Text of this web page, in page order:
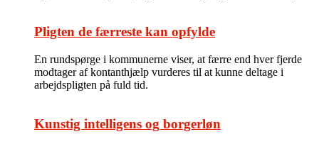
Pligten de færreste kan opfylde
En rundspørge i kommunerne viser, at færre end hver fjerde
modtager af kontanthjælp vurderes til at kunne deltage i
arbejdspligten på fuld tid.
Kunstig intelligens og borgerløn